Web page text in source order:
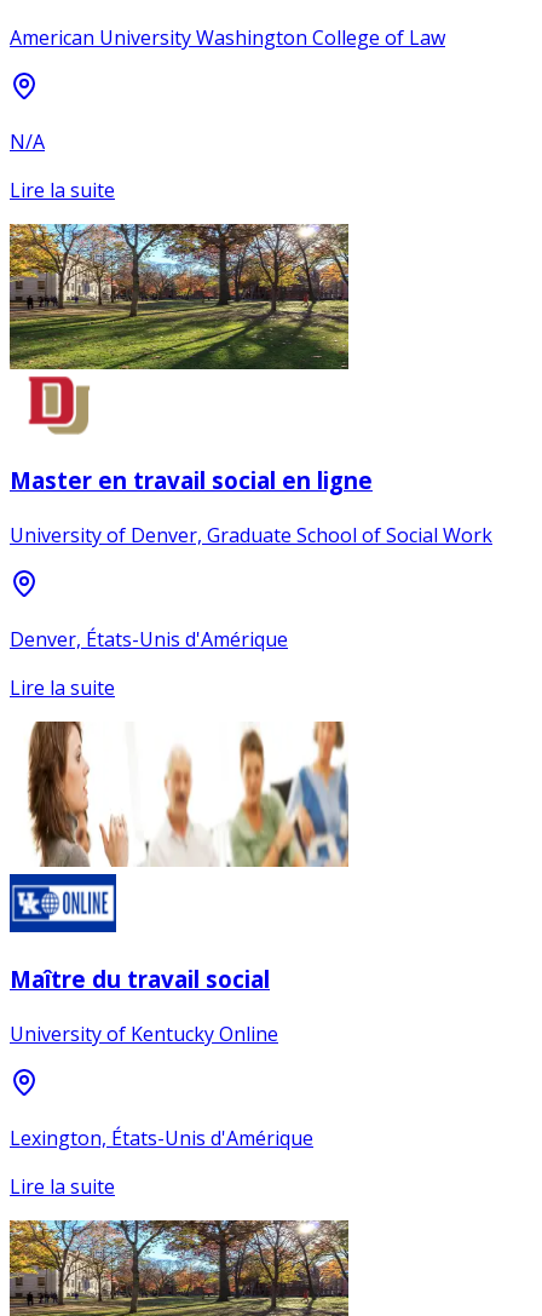
American University Washington College of Law
N/A
Lire la suite
Master en travail social en ligne
University of Denver, Graduate School of Social Work
Denver, États-Unis d'Amérique
Lire la suite
Maître du travail social
University of Kentucky Online
Lexington, États-Unis d'Amérique
Lire la suite